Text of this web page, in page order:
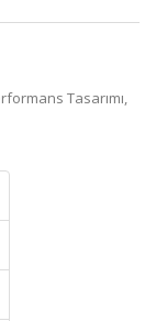
Tasarımı,